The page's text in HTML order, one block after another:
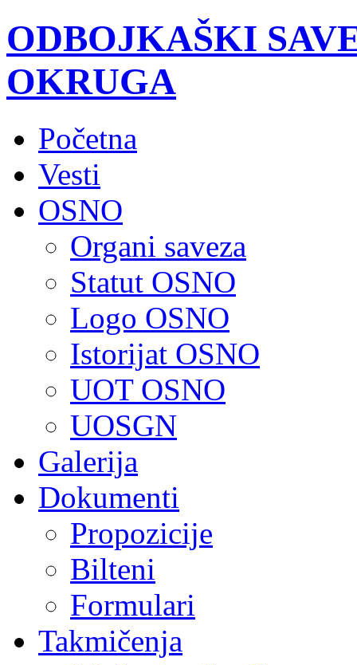
ODBOJKAŠKI
OKRUGA
Početna
Vesti
OSNO
Organi saveza
Statut OSNO
Logo OSNO
Istorijat OSNO
UOT OSNO
UOSGN
Galerija
Dokumenti
Propozicije
Bilteni
Formulari
Takmičenja